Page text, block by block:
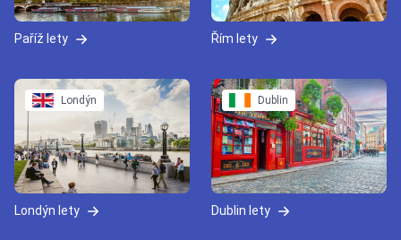
Paříž lety Řím lety
Londýn
Londýn lety
Dublin
Dublin lety